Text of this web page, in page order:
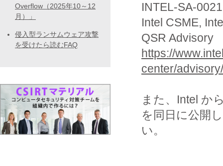
INTEL-SA-
Intel CSME,
QSR Advisory
https://
center/
また、Intel か
を同日に公開
い。
Overflow（2025年10～12
月）」
侵入型ランサムウェア攻撃
を受けたら読むFAQ